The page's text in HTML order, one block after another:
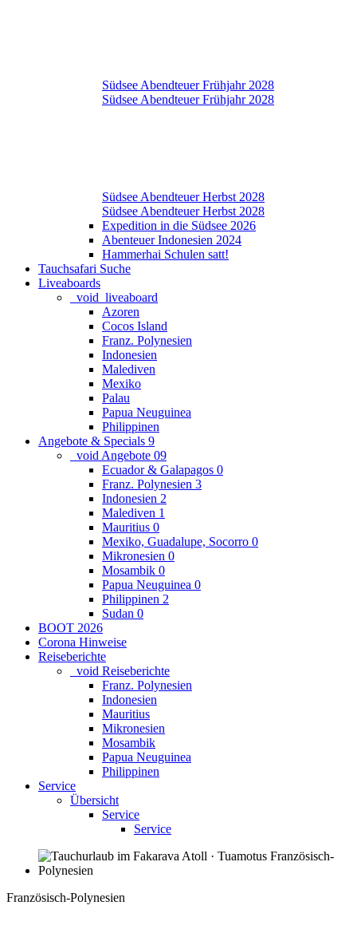
Südsee Abendteuer Frühjahr 2028
Südsee Abendteuer Frühjahr 2028
Südsee Abendteuer Herbst 2028
Südsee Abendteuer Herbst 2028
Expedition in die Südsee 2026
Abenteuer Indonesien 2024
Hammerhai Schulen satt!
Tauchsafari Suche
Liveaboards
_void_liveaboard
Azoren
Cocos Island
Franz. Polynesien
Indonesien
Malediven
Mexiko
Palau
Papua Neuguinea
Philippinen
Angebote & Specials 9
_void Angebote 09
Ecuador & Galapagos 0
Franz. Polynesien 3
Indonesien 2
Malediven 1
Mauritius 0
Mexiko, Guadalupe, Socorro 0
Mikronesien 0
Mosambik 0
Papua Neuguinea 0
Philippinen 2
Sudan 0
BOOT 2026
Corona Hinweise
Reiseberichte
_void Reiseberichte
Franz. Polynesien
Indonesien
Mauritius
Mikronesien
Mosambik
Papua Neuguinea
Philippinen
Service
Übersicht
Service
Service
Französisch-Polynesien